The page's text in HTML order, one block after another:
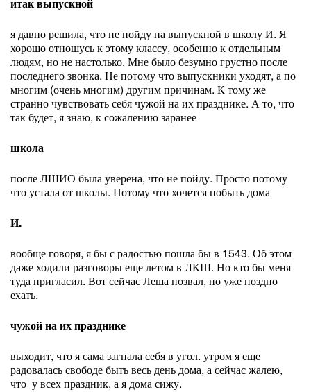
я давно решила, что не пойду на выпускной в школу И. Я
хорошо отношусь к этому классу, особенно к отдельным
людям, но не настолько. Мне было безумно грустно после
последнего звонка. Не потому что выпускники уходят, а по
многим (очень многим) другим причинам. К тому же
странно чувствовать себя чужой на их празднике. А то, что
так будет, я знаю, к сожалению заранее
школа
после ЛШИО была уверена, что не пойду. Просто потому
что устала от школы. Потому что хочется побыть дома
И.
вообще говоря, я бы с радостью пошла бы в 1543. Об этом
даже ходили разговоры еще летом в ЛКШ. Но кто бы меня
туда пригласил. Вот сейчас Леша позвал, но уже поздно
ехать.
чужой на их празднике
выходит, что я сама загнала себя в угол. утром я еще
радовалась свободе быть весь день дома, а сейчас жалею,
что у всех праздник, а я дома сижу.